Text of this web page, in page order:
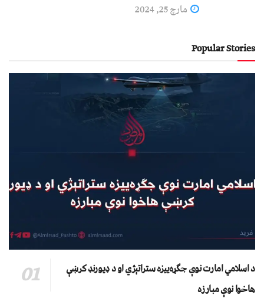
مارچ 25, 2024
Popular Stories
د اسلامي امارت نوې جګړه‌ییزه ستراتېژي او د ډیورنډ کرښې
هاخوا نوې مبارزه